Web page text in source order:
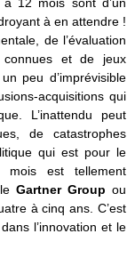
à en attendre !
de l’évaluation
connues et de jeux
peu d’imprévisible
acquisitions qui
L’inattendu peut
de catastrophes
qui est pour le
est tellement
Gartner Group ou
à cinq ans. C’est
l’innovation et le